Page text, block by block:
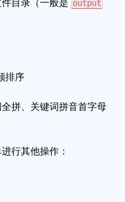
output
排序
拼、关键词拼音首字母
行其他操作：